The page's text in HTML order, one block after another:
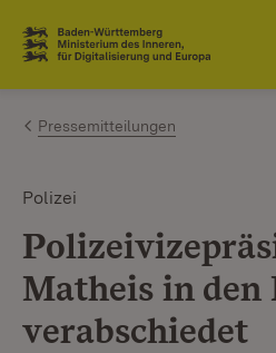
Zum Inhalt springen
Link zur Startseite
Pressemitteilungen
Polizei
Matheis in den
verabschiedet